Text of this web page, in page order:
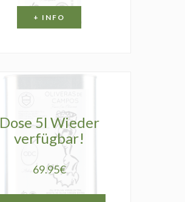
+ INFO
Dose 5l Wieder
verfügbar!
69.95€